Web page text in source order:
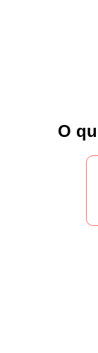
Cidade/
*Campos
O